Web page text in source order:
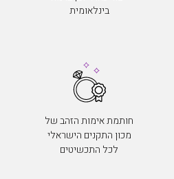
בינלאומית
חותמת אימות הזהב של
מכון התקנים הישראלי
לכל התכשיטים